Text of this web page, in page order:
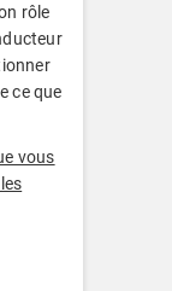
rôle
ce que
vous